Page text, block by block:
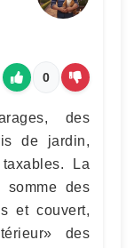
0
des
de jardin,
La
des
et couvert,
des